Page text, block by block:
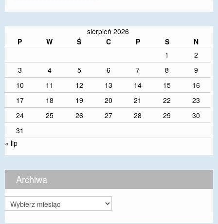
sierpień 2026
P
W Ś C P S
N
1
2
3
4 5 6 7 8
9
10
11 12 13 14 15
16
17
18 19 20 21 22
23
24
25 26 27 28 29
30
31
« lip
Archiwa
Archiwa